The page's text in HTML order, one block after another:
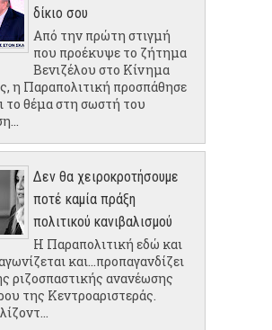
δίκιο σου
Από την πρώτη στιγμή
που προέκυψε το ζήτημα
Βενιζέλου στο Κίνημα
η Παραπολιτική προσπάθησε
το θέμα στη σωστή του
Δεν θα χειροκροτήσουμε
ποτέ καμία πράξη
πολιτικού κανιβαλισμού
Η Παραπολιτική εδώ και
και...προπαγανδίζει
ριζοσπαστικής ανανέωσης
της Κεντροαριστεράς.